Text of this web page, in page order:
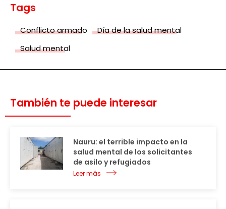
Tags
Conflicto armado
Día de la salud mental
Salud mental
También te puede interesar
Nauru: el terrible impacto en la
salud mental de los solicitantes
de asilo y refugiados
Leer más